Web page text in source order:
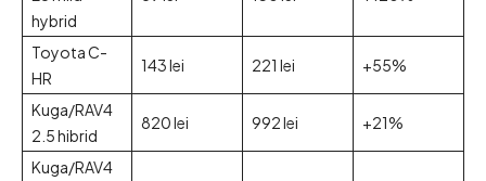
hybrid
Toyota C-
HR
143 lei 221 lei +55%
Kuga/RAV4
2.5 hibrid
820 lei 992 lei +21%
Kuga/RAV4